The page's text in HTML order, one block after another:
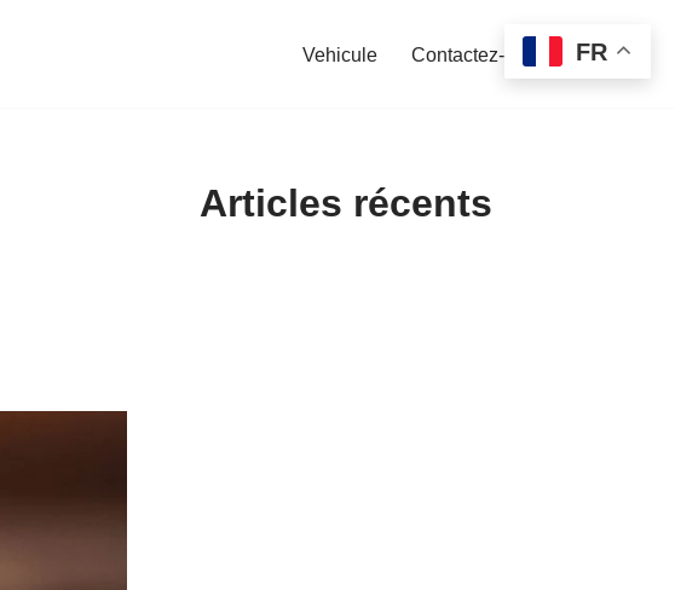
Vehicule Contactez-nous
Articles récents
FR